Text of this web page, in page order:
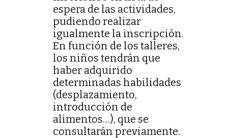
espera de las actividades,
pudiendo realizar
igualmente la inscripción.
En función de los talleres,
los niños tendrán que
haber adquirido
determinadas habilidades
(desplazamiento,
introducción de
alimentos…), que se
consultarán previamente.